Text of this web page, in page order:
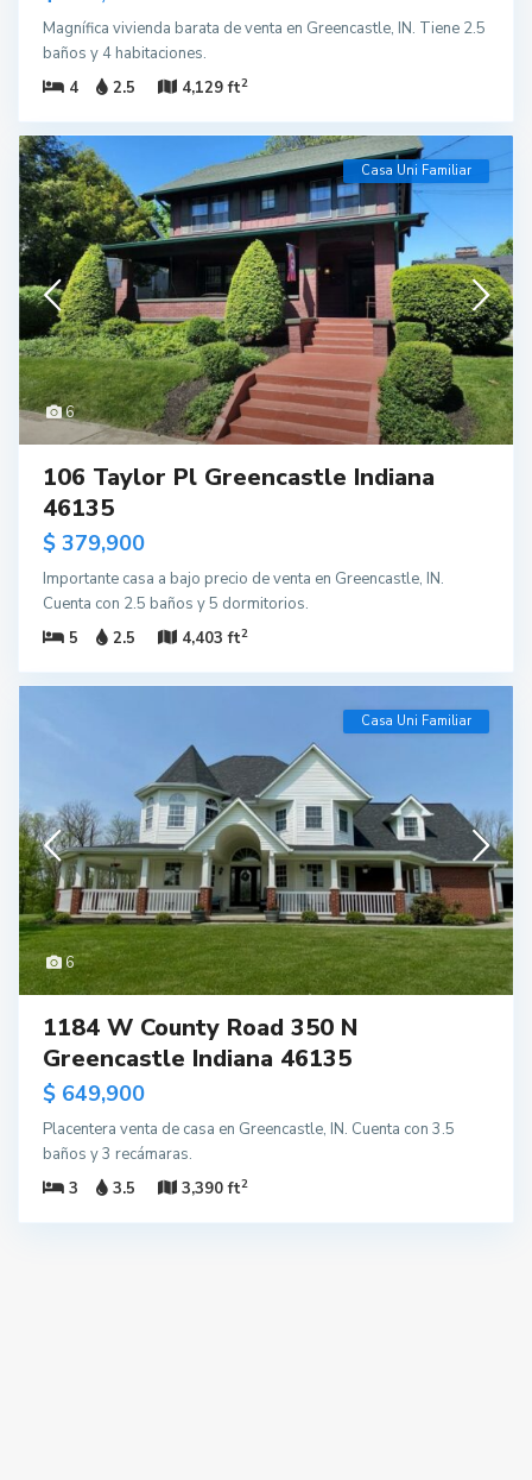
Magnífica vivienda barata de venta en Greencastle, IN. Tiene 2.5
baños y 4 habitaciones.
4
2.5 4,129 ft2
6
Casa Uni Familiar
106 Taylor Pl Greencastle Indiana
46135
$ 379,900
Importante casa a bajo precio de venta en Greencastle, IN.
Cuenta con 2.5 baños y 5 dormitorios.
5
2.5 4,403 ft2
6
Casa Uni Familiar
1184 W County Road 350 N
Greencastle Indiana 46135
$ 649,900
Placentera venta de casa en Greencastle, IN. Cuenta con 3.5
baños y 3 recámaras.
3
3.5 3,390 ft2